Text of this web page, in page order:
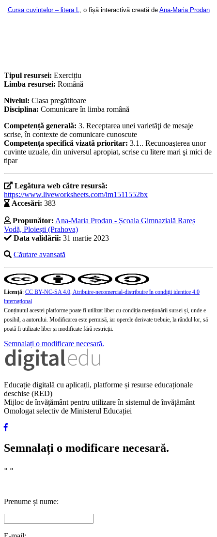
Cursa cuvintelor – litera L, o fișă interactivă creată de Ana-Maria Prodan
Tipul resursei: Exercițiu
Limba resursei: Română
Nivelul: Clasa pregătitoare
Disciplina: Comunicare în limba română
Competență generală: 3. Receptarea unei varietăţi de mesaje
scrise, în contexte de comunicare cunoscute
Competența specifică vizată prioritar: 3.1.. Recunoaşterea unor
cuvinte uzuale, din universul apropiat, scrise cu litere mari şi mici de
tipar
Legătura web către resursă:
https://www.liveworksheets.com/im1511552bx
Accesări: 383
Propunător: Ana-Maria Prodan - Școala Gimnazială Rareș
Vodă, Ploiești (Prahova)
Data validării: 31 martie 2023
Căutare avansată
Licență: CC BY-NC-SA 4.0, Atribuire-necomercial-distribuire în condiţii identice 4.0
internațional
Conținutul acestei platforme poate fi utilizat liber cu condiția menționării sursei și, unde e
posibil, a autorului. Modificarea este permisă, iar operele derivate trebuie, la rândul lor, să
poată fi utilizate liber și modificate fără restricții.
Semnalați o modificare necesară.
Educație digitală cu aplicații, platforme și resurse educaționale
deschise (RED)
Mijloc de învățământ pentru utilizare în sistemul de învățământ
Omologat selectiv de Ministerul Educației
Semnalați o modificare necesară.
« »
Prenume și nume: